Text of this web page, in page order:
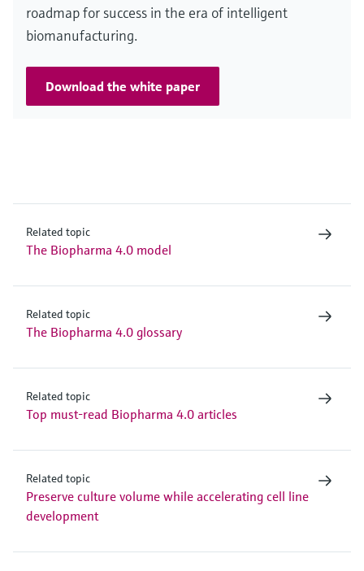
roadmap for success in the era of intelligent
biomanufacturing.
Download the white paper
Related topic
The Biopharma 4.0 model
Related topic
The Biopharma 4.0 glossary
Related topic
Top must-read Biopharma 4.0 articles
Related topic
Preserve culture volume while accelerating cell line
development